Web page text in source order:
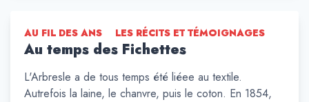
AU FIL DES ANS LES RÉCITS ET TÉMOIGNAGES
Au temps des Fichettes
L'Arbresle a de tous temps été liéee au textile.
Autrefois la laine, le chanvre, puis le coton. En 1854,